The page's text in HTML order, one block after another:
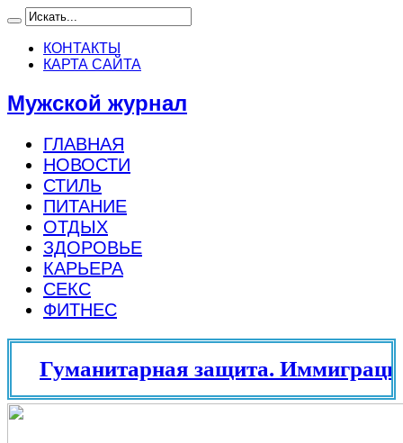
КОНТАКТЫ
КАРТА САЙТА
Мужской журнал
ГЛАВНАЯ
НОВОСТИ
СТИЛЬ
ПИТАНИЕ
ОТДЫХ
ЗДОРОВЬЕ
КАРЬЕРА
СЕКС
ФИТНЕС
Гуманитарная защита.